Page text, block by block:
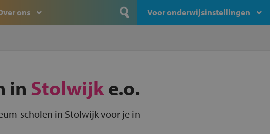
ons Voor onderwijsinstellingen
in Stolwijke.o.
scholen in Stolwijk voor je in